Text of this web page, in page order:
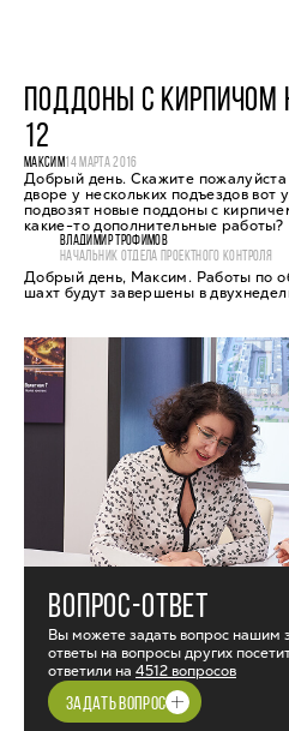
ПОДДОНЫ С КИРПИЧОМ
12
МАКСИМ14 МАРТА 2016
Добрый день. Скажите пожалуйста
дворе у нескольких подъездов
подвозят новые поддоны с
какие-то дополнительные работы?
ВЛАДИМИР ТРОФИМОВ
НАЧАЛЬНИК ОТДЕЛА ПРОЕКТНОГО КОНТРОЛЯ
Добрый день, Максим. Работы по
шахт будут завершены в
ВОПРОС-ОТВЕТ
Вы можете задать вопрос нашим
ответы на вопросы других
ответили на 4512 вопросов
ЗАДАТЬ ВОПРОС